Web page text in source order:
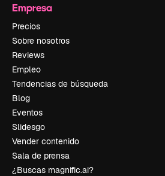
Empresa
Precios
Sobre nosotros
Reviews
Empleo
Tendencias de búsqueda
Blog
Eventos
Slidesgo
Vender contenido
Sala de prensa
¿Buscas magnific.ai?